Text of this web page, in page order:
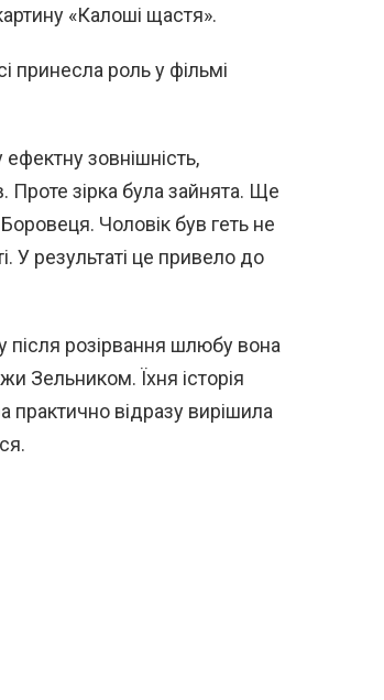
«Калоші щастя».
принесла роль у фільмі
зовнішність,
Проте зірка була зайнята. Ще
Чоловік був геть не
У результаті це привело до
після розірвання шлюбу вона
Зельником. Їхня історія
відразу вирішила